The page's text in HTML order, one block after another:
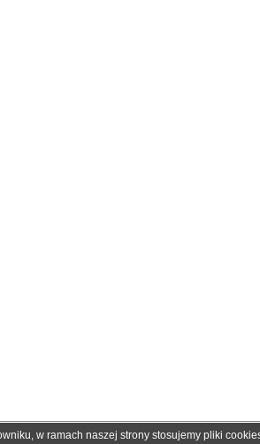
w ramach naszej strony stosujemy pliki